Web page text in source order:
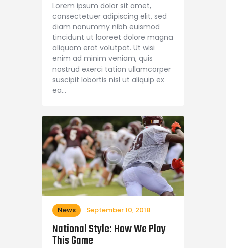
Lorem ipsum dolor sit amet,
consectetuer adipiscing elit, sed
diam nonummy nibh euismod
tincidunt ut laoreet dolore magna
aliquam erat volutpat. Ut wisi
enim ad minim veniam, quis
nostrud exerci tation ullamcorper
suscipit lobortis nisl ut aliquip ex
ea…
News September 10, 2018
National Style: How We Play
This Game